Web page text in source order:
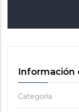
Información
Categoría